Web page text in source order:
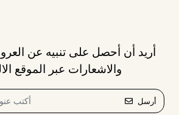
أريد أن أحصل على تنبيه عن
والاشعارات عبر الموقع
أرسل